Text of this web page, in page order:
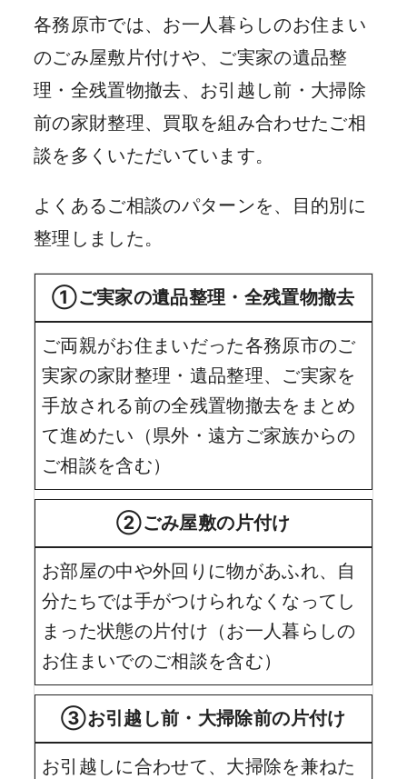
各務原市では、お一人暮らしのお住まい
のごみ屋敷片付けや、ご実家の遺品整
理・全残置物撤去、お引越し前・大掃除
前の家財整理、買取を組み合わせたご相
談を多くいただいています。
よくあるご相談のパターンを、目的別に
整理しました。
①ご実家の遺品整理・全残置物撤去
ご両親がお住まいだった各務原市のご
実家の家財整理・遺品整理、ご実家を
手放される前の全残置物撤去をまとめ
て進めたい（県外・遠方ご家族からの
ご相談を含む）
②ごみ屋敷の片付け
お部屋の中や外回りに物があふれ、自
分たちでは手がつけられなくなってし
まった状態の片付け（お一人暮らしの
お住まいでのご相談を含む）
③お引越し前・大掃除前の片付け
お引越しに合わせて、大掃除を兼ねた